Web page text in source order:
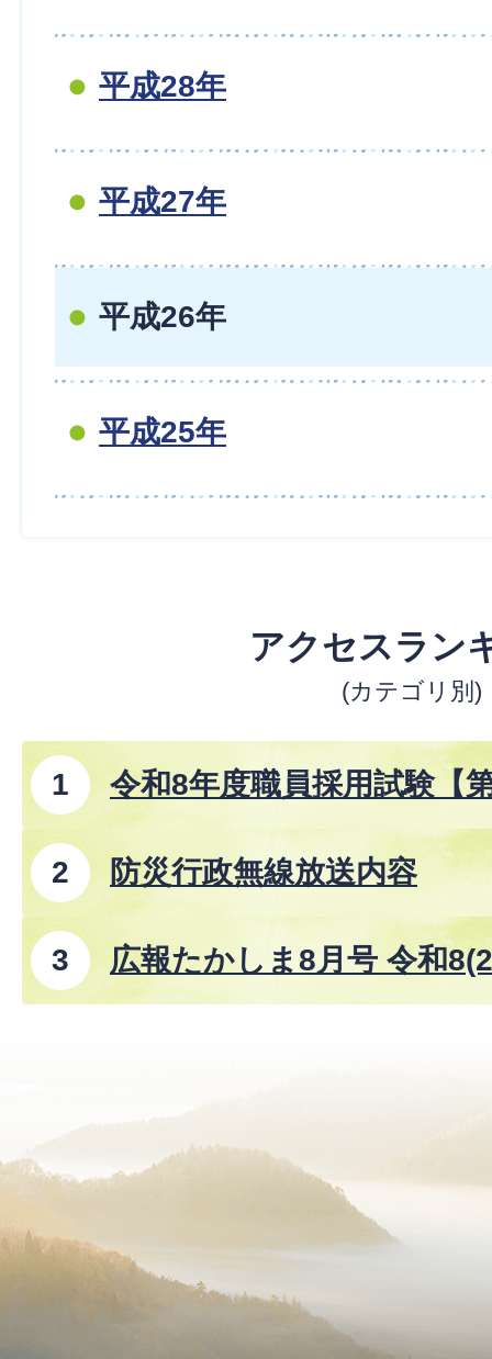
平成28年
平成27年
平成26年
平成25年
アクセスラン
(カテゴリ別)
令和8年度職員採用試験【
防災行政無線放送内容
広報たかしま8月号 令和